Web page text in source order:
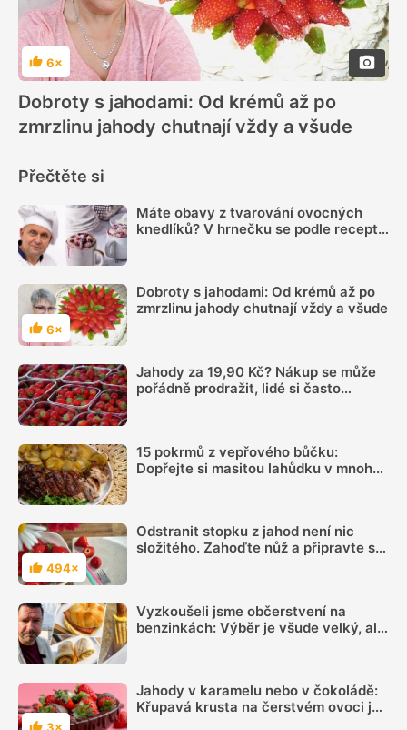
Hodnocení
6×
Dobroty s jahodami: Od krémů až po
zmrzlinu jahody chutnají vždy a všude
Přečtěte si
Máte obavy z tvarování ovocných
knedlíků? V hrnečku se podle receptu
Hodnocení
6×
Dobroty s jahodami: Od krémů až po
zmrzlinu jahody chutnají vždy a všude
Jahody za 19,90 Kč? Nákup se může
pořádně prodražit, lidé si často
15 pokrmů z vepřového bůčku:
Dopřejte si masitou lahůdku v mnoha
Hodnocení
494×
Odstranit stopku z jahod není nic
složitého. Zahoďte nůž a připravte se
Vyzkoušeli jsme občerstvení na
benzinkách: Výběr je všude velký, ale
Jahody v karamelu nebo v čokoládě:
Křupavá krusta na čerstvém ovoci je